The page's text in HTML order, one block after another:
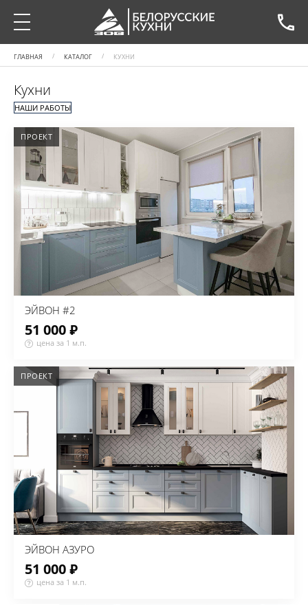
ГЛАВНАЯ КАТАЛОГ КУХНИ
Кухни
НАШИ РАБОТЫ
ПРОЕКТ
ЭЙВОН #2
51 000 ₽
цена за 1 м.п.
ПРОЕКТ
ЭЙВОН АЗУРО
51 000 ₽
цена за 1 м.п.